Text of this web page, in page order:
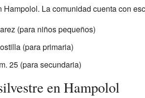
Hampolol. La comunidad cuenta con
(para niños pequeños)
(para primaria)
25 (para secundaria)
en Hampolol